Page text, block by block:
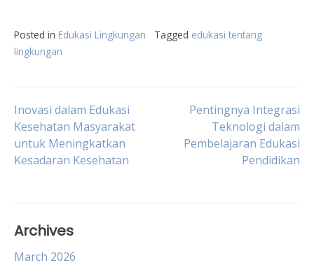
Posted in Edukasi Lingkungan Tagged edukasi tentang
lingkungan
Post
navigation
Inovasi dalam Edukasi
Kesehatan Masyarakat
untuk Meningkatkan
Kesadaran Kesehatan
Pentingnya Integrasi
Teknologi dalam
Pembelajaran Edukasi
Pendidikan
Archives
March 2026